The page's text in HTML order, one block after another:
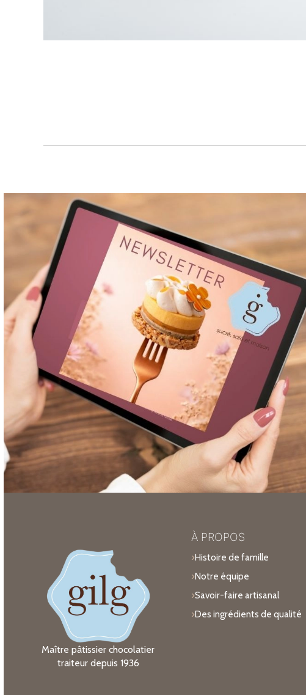
Maître pâtissier chocolatier
traiteur depuis 1936
À PROPOS
Histoire de famille
Notre équipe
Savoir-faire artisanal
Des ingrédients de qualité